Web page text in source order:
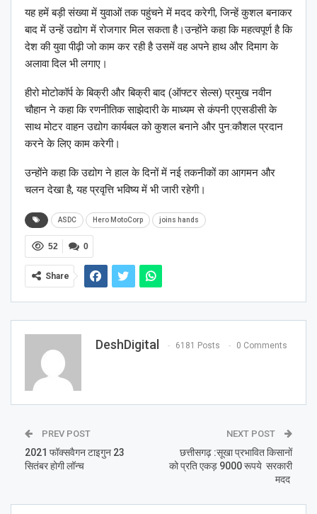
यह हमें बड़ी संख्या में युवाओं तक पहुंचने में मदद करेगी, जिन्हें कुशल बनाकर
बाद में उन्हें उद्योग में रोजगार मिल सकता है।उन्होंने कहा कि महत्वपूर्ण है कि
देश की युवा पीढ़ी जो काम कर रही है उसमें वह अपने हाथ और दिमाग के
अलावा दिल भी लगाए।
हीरो मोटोकॉर्प के बिक्री और बिक्री बाद (ऑफ्टर सेल्स) प्रमुख नवीन
चौहान ने कहा कि रणनीतिक साझेदारी के माध्यम से कंपनी एएसडीसी के
साथ मोटर वाहन उद्योग कार्यबल को कुशल बनाने और पुन:कौशल प्रदान
करने के लिए काम करेगी।
उन्होंने कहा कि उद्योग ने हाल के दिनों में नई तकनीकों का आगमन और
चलन देखा है, यह प्रवृत्ति भविष्य में भी जारी रहेगी।
ASDC Hero MotoCorp joins hands
0
52
Share
DeshDigital 6181 Posts 0 Comments
PREV POST
2021 फॉक्सवैगन टाइगुन 23
सितंबर होगी लॉन्च
NEXT POST
छत्तीसगढ़ :सूखा प्रभावित किसानों
को प्रति एकड़ 9000 रूपये सरकारी
मदद